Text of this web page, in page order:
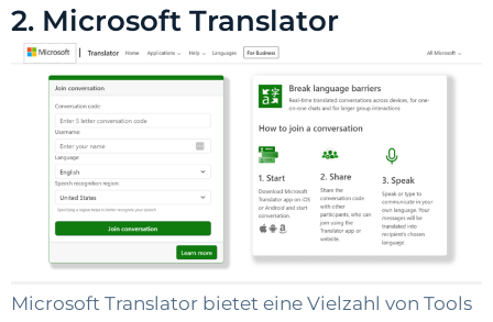
2. Microsoft Translator
Microsoft Translator bietet eine Vielzahl von Tools